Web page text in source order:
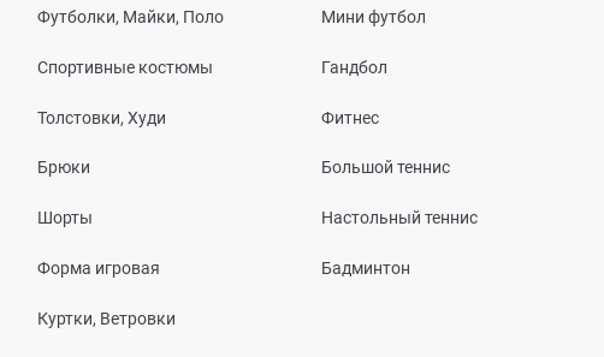
Футболки, Майки, Поло
Спортивные костюмы
Толстовки, Худи
Брюки
Шорты
Форма игровая
Куртки, Ветровки
Мини футбол
Гандбол
Фитнес
Большой теннис
Настольный теннис
Бадминтон